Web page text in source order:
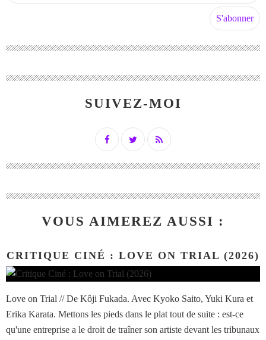
SUIVEZ-MOI
VOUS AIMEREZ AUSSI :
CRITIQUE CINÉ : LOVE ON TRIAL (2026)
Love on Trial // De Kôji Fukada. Avec Kyoko Saito, Yuki Kura et
Erika Karata. Mettons les pieds dans le plat tout de suite : est-ce
qu'une entreprise a le droit de traîner son artiste devant les tribunaux